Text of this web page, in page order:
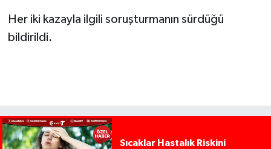
Her iki kazayla ilgili soruşturmanın sürdüğü
bildirildi.
Sıcaklar Hastalık Riskini